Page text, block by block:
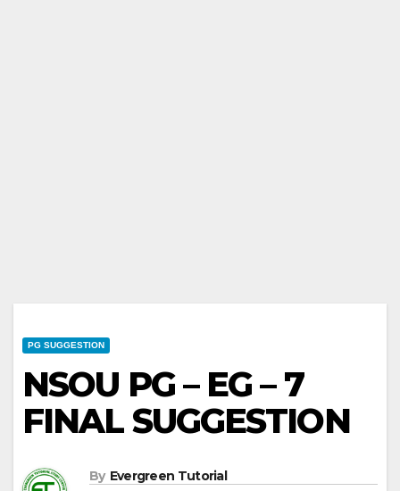
PG SUGGESTION
NSOU PG – EG – 7
FINAL SUGGESTION
By Evergreen Tutorial